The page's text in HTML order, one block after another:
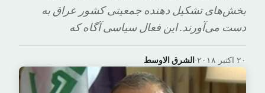
بخش‌های تشکیل دهنده جمعیتی کشور عراق به
دست می‌آورند. این فعال سیاسی آگاه که
الشرق الاوسط· ۲۰ اکتبر ۲۰۱۸